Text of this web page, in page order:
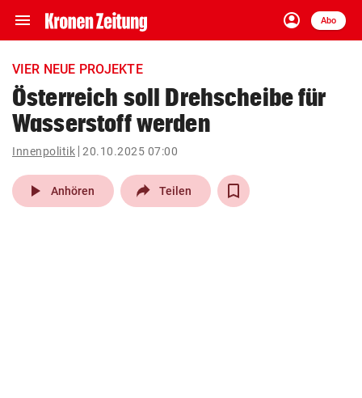
menu Navigation
ein-/ausklappen
account_circle
Anmelden
Abo
close Schließen
account_circle Anmelden
pin_drop
Wien arrow_right
VIER NEUE PROJEKTE
Österreich soll Drehscheibe für
Wasserstoff werden
Innenpolitik 20.10.2025 07:00
play_arrow Anhören Teilen